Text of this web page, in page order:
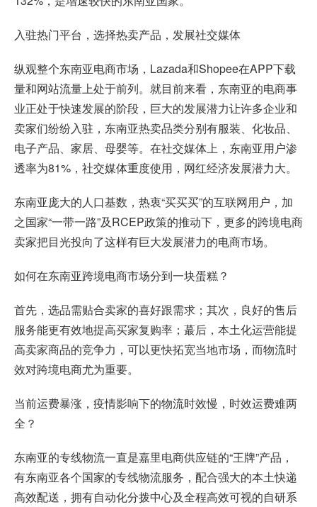
入驻热门平台，选择热卖产品，发展社交媒体
纵观整个东南亚电商市场，Lazada和Shopee在APP下载
量和网站流量上处于前列。就目前来看，东南亚的电商事
业正处于快速发展的阶段，巨大的发展潜力让许多企业和
卖家们纷纷入驻，东南亚热卖品类分别有服装、化妆品、
电子产品、家居、母婴等。在社交媒体上，东南亚用户渗
透率为81%，社交媒体重度使用，网红经济发展潜力大。
东南亚庞大的人口基数，热衷“买买买”的互联网用户，加
之国家“一带一路”及RCEP政策的推动下，更多的跨境电商
卖家把目光投向了这样有巨大发展潜力的电商市场。
如何在东南亚跨境电商市场分到一块蛋糕？
首先，选品需贴合卖家的喜好跟需求；其次，良好的售后
服务能更有效地提高买家复购率；蕞后，本土化运营能提
高卖家商品的竞争力，可以更快拓宽当地市场，而物流时
效对跨境电商尤为重要。
当前运费暴涨，疫情影响下的物流时效慢，时效运费难两
全？
东南亚的专线物流一直是嘉里电商供应链的“王牌”产品，
有东南亚各个国家的专线物流服务，配合强大的本土快递
高效配送，拥有自动化分拨中心及全程高效可视的自研系